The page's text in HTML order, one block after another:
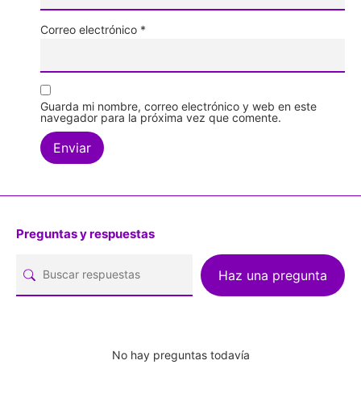
Correo electrónico *
Guarda mi nombre, correo electrónico y web en este
navegador para la próxima vez que comente.
Preguntas y respuestas
Haz una pregunta
No hay preguntas todavía